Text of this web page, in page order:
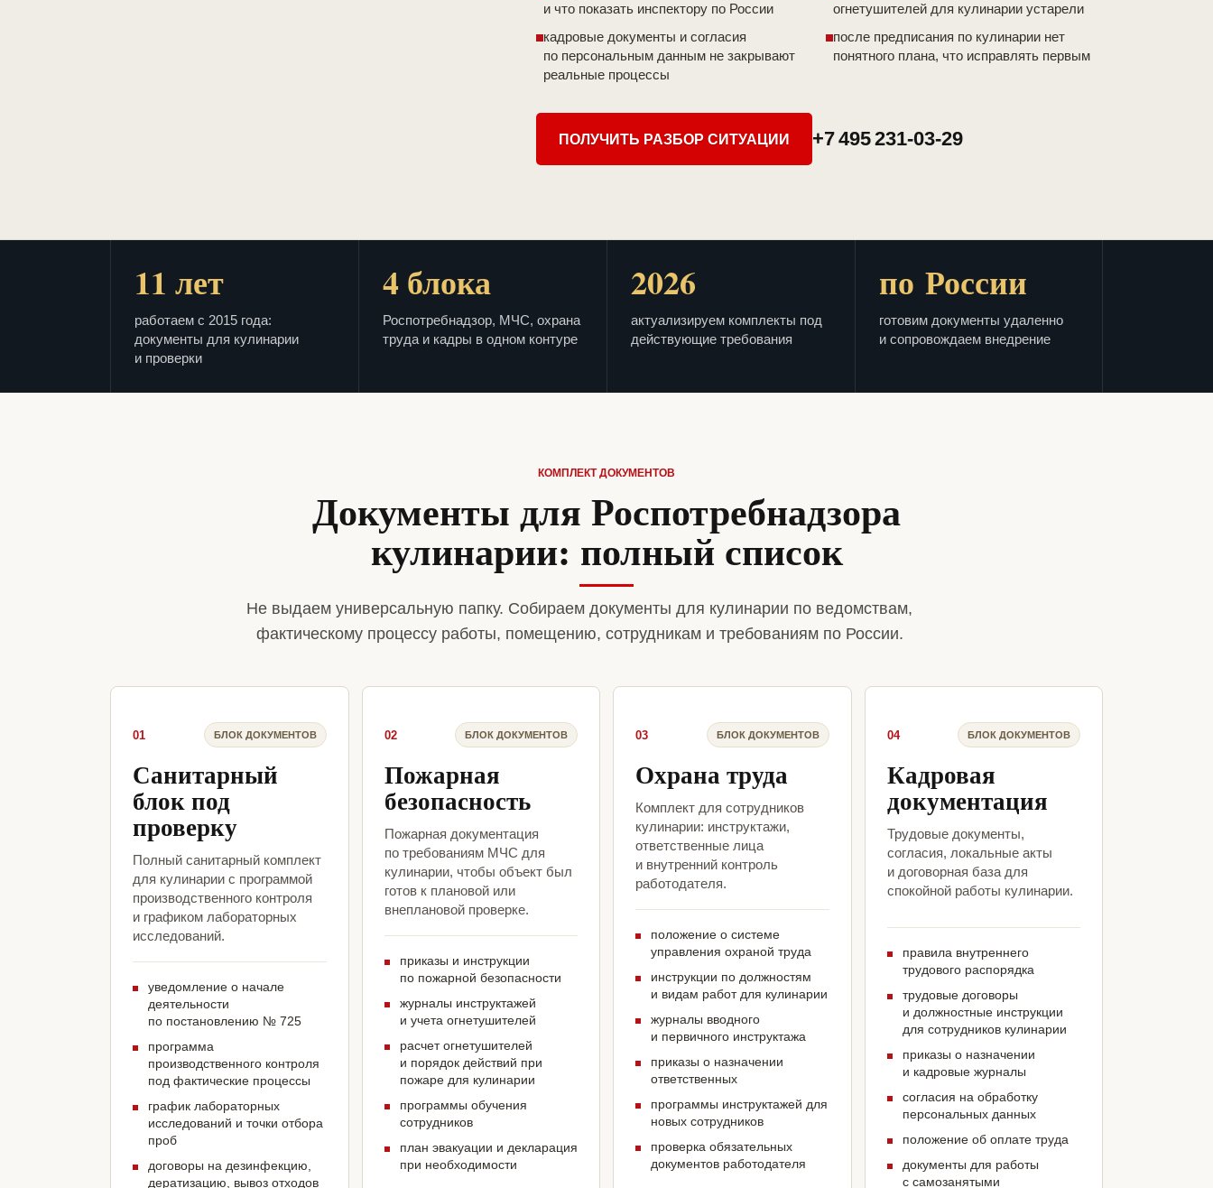
и что показать инспектору по России
огнетушителей для кулинарии устарели
кадровые документы и согласия
по персональным данным не закрывают
реальные процессы
после предписания по кулинарии нет
понятного плана, что исправлять первым
ПОЛУЧИТЬ РАЗБОР СИТУАЦИИ +7 495 231-03-29
11 лет
работаем с 2015 года:
документы для кулинарии
и проверки
4 блока
Роспотребнадзор, МЧС, охрана
труда и кадры в одном контуре
2026
актуализируем комплекты под
действующие требования
по России
готовим документы удаленно
и сопровождаем внедрение
КОМПЛЕКТ ДОКУМЕНТОВ
Документы для Роспотребнадзора
кулинарии: полный список
Не выдаем универсальную папку. Собираем документы для кулинарии по ведомствам,
фактическому процессу работы, помещению, сотрудникам и требованиям по России.
01 БЛОК ДОКУМЕНТОВ
Санитарный
блок под
проверку
Полный санитарный комплект
для кулинарии с программой
производственного контроля
и графиком лабораторных
исследований.
уведомление о начале
деятельности
по постановлению № 725
программа
производственного контроля
под фактические процессы
график лабораторных
исследований и точки отбора
проб
договоры на дезинфекцию,
дератизацию, вывоз отходов
02 БЛОК ДОКУМЕНТОВ
Пожарная
безопасность
Пожарная документация
по требованиям МЧС для
кулинарии, чтобы объект был
готов к плановой или
внеплановой проверке.
приказы и инструкции
по пожарной безопасности
журналы инструктажей
и учета огнетушителей
расчет огнетушителей
и порядок действий при
пожаре для кулинарии
программы обучения
сотрудников
план эвакуации и декларация
при необходимости
03 БЛОК ДОКУМЕНТОВ
Охрана труда
Комплект для сотрудников
кулинарии: инструктажи,
ответственные лица
и внутренний контроль
работодателя.
положение о системе
управления охраной труда
инструкции по должностям
и видам работ для кулинарии
журналы вводного
и первичного инструктажа
приказы о назначении
ответственных
программы инструктажей для
новых сотрудников
проверка обязательных
документов работодателя
04 БЛОК ДОКУМЕНТОВ
Кадровая
документация
Трудовые документы,
согласия, локальные акты
и договорная база для
спокойной работы кулинарии.
правила внутреннего
трудового распорядка
трудовые договоры
и должностные инструкции
для сотрудников кулинарии
приказы о назначении
и кадровые журналы
согласия на обработку
персональных данных
положение об оплате труда
документы для работы
с самозанятыми